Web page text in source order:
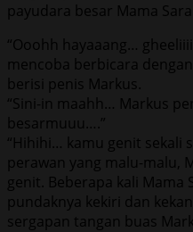
payudara besar Mama
“Ooohh hayaaang…
mencoba berbicara
berisi penis Markus.
“Sini-in maahh… Markus
besarmuuu….”
“Hihihi… kamu genit sekali
perawan yang malu-malu,
genit. Beberapa kali
pundaknya kekiri dan
sergapan tangan buas